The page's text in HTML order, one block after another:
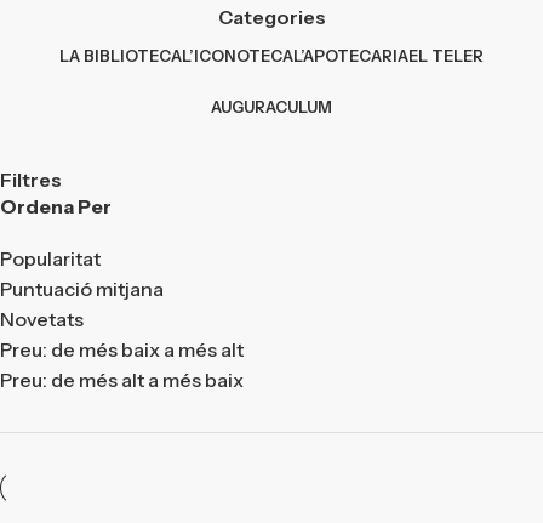
Categories
LA BIBLIOTECAL’ICONOTECAL’APOTECARIAEL TELER
AUGURACULUM
Filtres
Ordena Per
Popularitat
Puntuació mitjana
Novetats
Preu: de més baix a més alt
Preu: de més alt a més baix